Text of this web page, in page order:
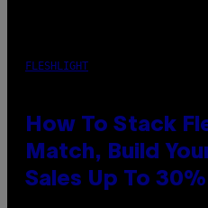
FLESHLIGHT
How To Stack
Match, Build
Sales Up To 30%